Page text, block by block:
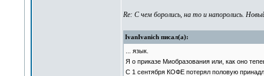
Re: С чем боролись, на то и напоролись.
IvanIvanich писал(а):
... язык.
Я о приказе Миобразования или, как оно
С 1 сентября КОФЕ потерял половую